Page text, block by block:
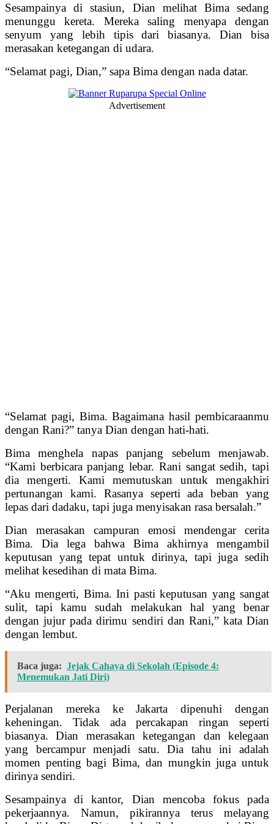
Sesampainya di stasiun, Dian melihat Bima sedang
menunggu kereta. Mereka saling menyapa dengan
senyum yang lebih tipis dari biasanya. Dian bisa
merasakan ketegangan di udara.
“Selamat pagi, Dian,” sapa Bima dengan nada datar.
Advertisement
“Selamat pagi, Bima. Bagaimana hasil pembicaraanmu
dengan Rani?” tanya Dian dengan hati-hati.
Bima menghela napas panjang sebelum menjawab.
“Kami berbicara panjang lebar. Rani sangat sedih, tapi
dia mengerti. Kami memutuskan untuk mengakhiri
pertunangan kami. Rasanya seperti ada beban yang
lepas dari dadaku, tapi juga menyisakan rasa bersalah.”
Dian merasakan campuran emosi mendengar cerita
Bima. Dia lega bahwa Bima akhirnya mengambil
keputusan yang tepat untuk dirinya, tapi juga sedih
melihat kesedihan di mata Bima.
“Aku mengerti, Bima. Ini pasti keputusan yang sangat
sulit, tapi kamu sudah melakukan hal yang benar
dengan jujur pada dirimu sendiri dan Rani,” kata Dian
dengan lembut.
Baca juga: Jejak Cahaya di Sekolah (Episode 4:
Menemukan Jati Diri)
Perjalanan mereka ke Jakarta dipenuhi dengan
keheningan. Tidak ada percakapan ringan seperti
biasanya. Dian merasakan ketegangan dan kelegaan
yang bercampur menjadi satu. Dia tahu ini adalah
momen penting bagi Bima, dan mungkin juga untuk
dirinya sendiri.
Sesampainya di kantor, Dian mencoba fokus pada
pekerjaannya. Namun, pikirannya terus melayang